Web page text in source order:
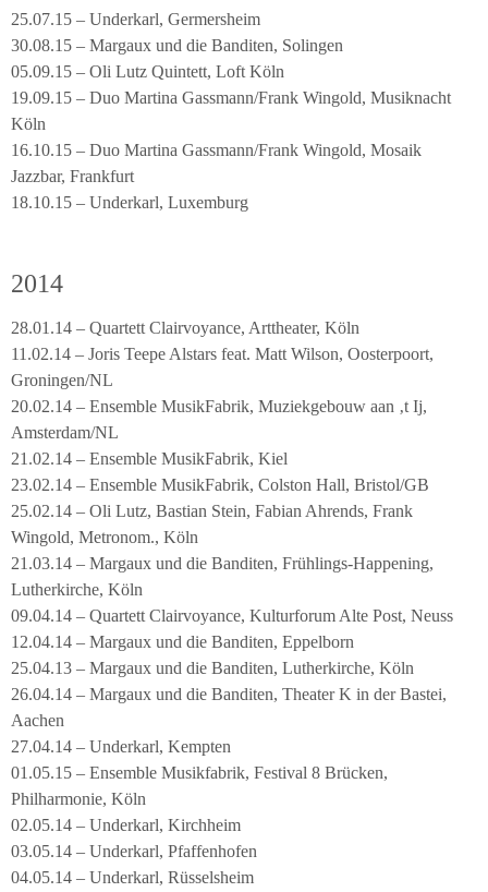
25.07.15 – Underkarl, Germersheim
30.08.15 – Margaux und die Banditen, Solingen
05.09.15 – Oli Lutz Quintett, Loft Köln
19.09.15 – Duo Martina Gassmann/Frank Wingold, Musiknacht
Köln
16.10.15 – Duo Martina Gassmann/Frank Wingold, Mosaik
Jazzbar, Frankfurt
18.10.15 – Underkarl, Luxemburg
2014
28.01.14 – Quartett Clairvoyance, Arttheater, Köln
11.02.14 – Joris Teepe Alstars feat. Matt Wilson, Oosterpoort,
Groningen/NL
20.02.14 – Ensemble MusikFabrik, Muziekgebouw aan ‚t Ij,
Amsterdam/NL
21.02.14 – Ensemble MusikFabrik, Kiel
23.02.14 – Ensemble MusikFabrik, Colston Hall, Bristol/GB
25.02.14 – Oli Lutz, Bastian Stein, Fabian Ahrends, Frank
Wingold, Metronom., Köln
21.03.14 – Margaux und die Banditen, Frühlings-Happening,
Lutherkirche, Köln
09.04.14 – Quartett Clairvoyance, Kulturforum Alte Post, Neuss
12.04.14 – Margaux und die Banditen, Eppelborn
25.04.13 – Margaux und die Banditen, Lutherkirche, Köln
26.04.14 – Margaux und die Banditen, Theater K in der Bastei,
Aachen
27.04.14 – Underkarl, Kempten
01.05.15 – Ensemble Musikfabrik, Festival 8 Brücken,
Philharmonie, Köln
02.05.14 – Underkarl, Kirchheim
03.05.14 – Underkarl, Pfaffenhofen
04.05.14 – Underkarl, Rüsselsheim